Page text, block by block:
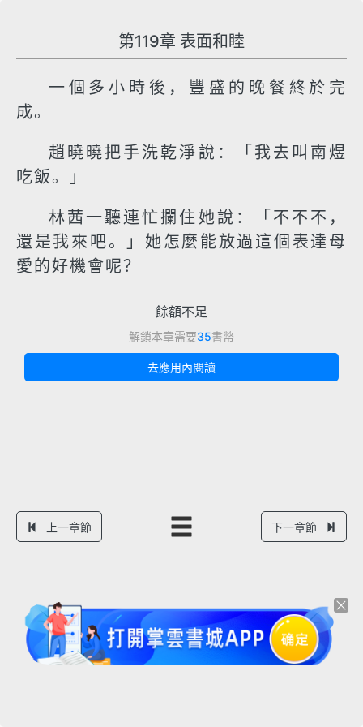
第119章 表面和睦
一個多小時後，豐盛的晚餐終於完
成。
趙曉曉把手洗乾淨說：「我去叫南煜
吃飯。」
林茜一聽連忙攔住她說：「不不不，
還是我來吧。」她怎麼能放過這個表達母
愛的好機會呢？
餘額不足
解鎖本章需要35書幣
去應用內閱讀
上一章節 下一章節